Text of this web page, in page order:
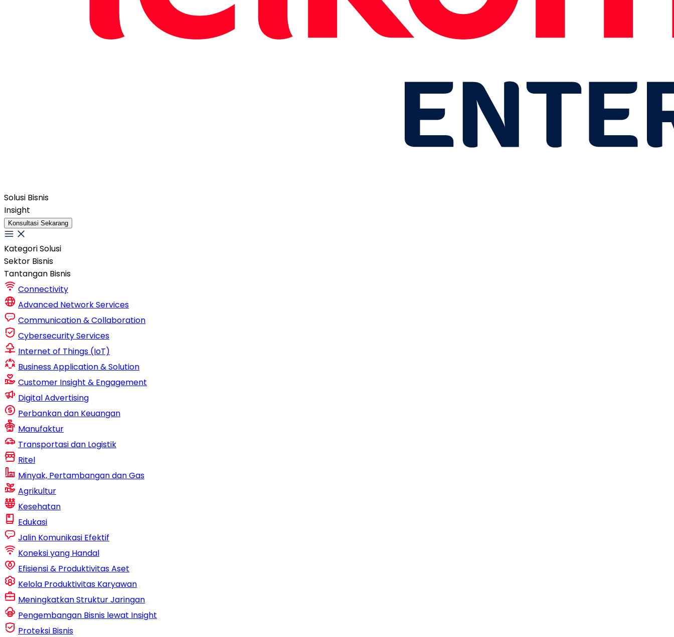
Solusi Bisnis
Insight
Konsultasi Sekarang
Kategori Solusi
Sektor Bisnis
Tantangan Bisnis
Connectivity
Advanced Network Services
Communication & Collaboration
Cybersecurity Services
Internet of Things (IoT)
Business Application & Solution
Customer Insight & Engagement
Digital Advertising
Perbankan dan Keuangan
Manufaktur
Transportasi dan Logistik
Ritel
Minyak, Pertambangan dan Gas
Agrikultur
Kesehatan
Edukasi
Jalin Komunikasi Efektif
Koneksi yang Handal
Efisiensi & Produktivitas Aset
Kelola Produktivitas Karyawan
Meningkatkan Struktur Jaringan
Pengembangan Bisnis lewat Insight
Proteksi Bisnis